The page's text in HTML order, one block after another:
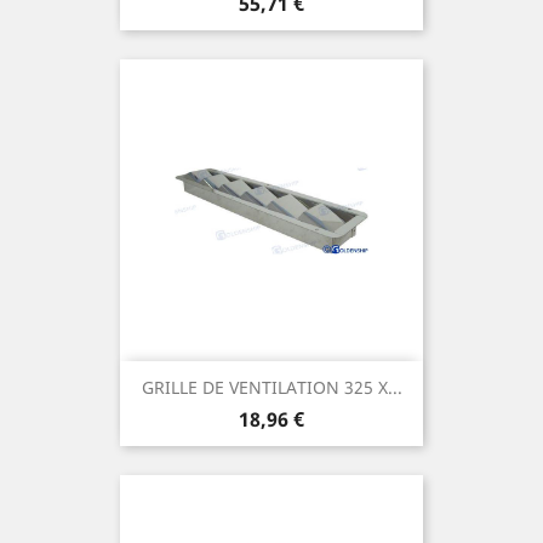
GRILLE DE VENTILATION 325 X...
Prix
18,96 €